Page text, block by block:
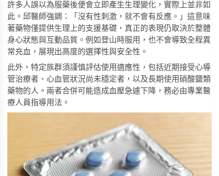
許多人誤以為服藥後便會立即產生生理變化，實際上並非如
此。邱醫師強調：「沒有性刺激，就不會有反應。」這意味
著藥物僅提供生理上的支援基礎，真正的表現仍取決於整體
身心狀態與互動品質。例如登山時服用，也不會導致全程異
常充血，展現出高度的選擇性與安全性。
此外，特定族群須謹慎評估使用適應性，包括近期接受心導
管治療者、心血管狀況尚未穩定者，以及長期使用硝酸鹽類
藥物的人。兩者合併可能造成血壓急遽下降，務必由專業醫
療人員指導用法。